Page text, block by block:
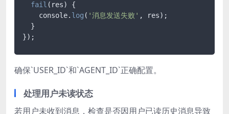
fail (res) {
    console.
log ( '消息发送失败' , res);
  }
});
确保`USER_ID`和`AGENT_ID`正确配置。
处理用户未读状态
若用户未收到消息，检查是否因用户已读历史消息导致